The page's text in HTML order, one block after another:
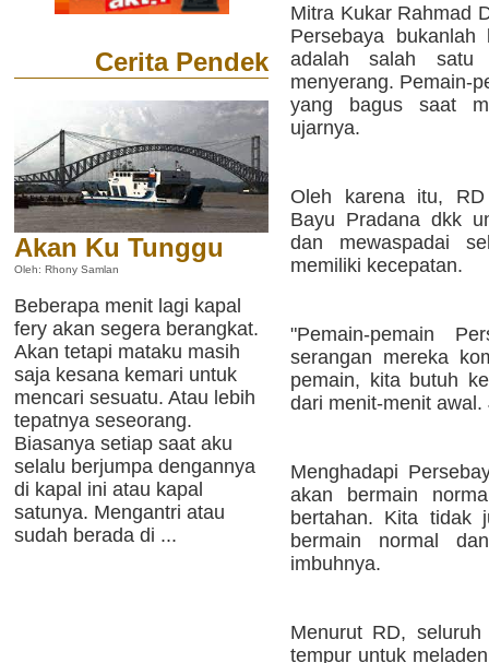
Cerita Pendek
Akan Ku Tunggu
Oleh: Rhony Samlan
Beberapa menit lagi kapal
fery akan segera berangkat.
Akan tetapi mataku masih
saja kesana kemari untuk
mencari sesuatu. Atau lebih
tepatnya seseorang.
Biasanya setiap saat aku
selalu berjumpa dengannya
di kapal ini atau kapal
satunya. Mengantri atau
sudah berada di ...
Mitra Kukar Rahmad
Persebaya
adalah salah satu
menyerang. Pemain-
yang bagus saat
ujarnya.
Oleh karena itu, RD
Bayu Pradana dkk
dan mewaspadai
memiliki kecepatan.
"Pemain-pemain
serangan mereka
pemain, kita butuh
dari menit-menit
Menghadapi
akan bermain
bertahan. Kita tidak
bermain normal
imbuhnya.
Menurut RD,
tempur untuk